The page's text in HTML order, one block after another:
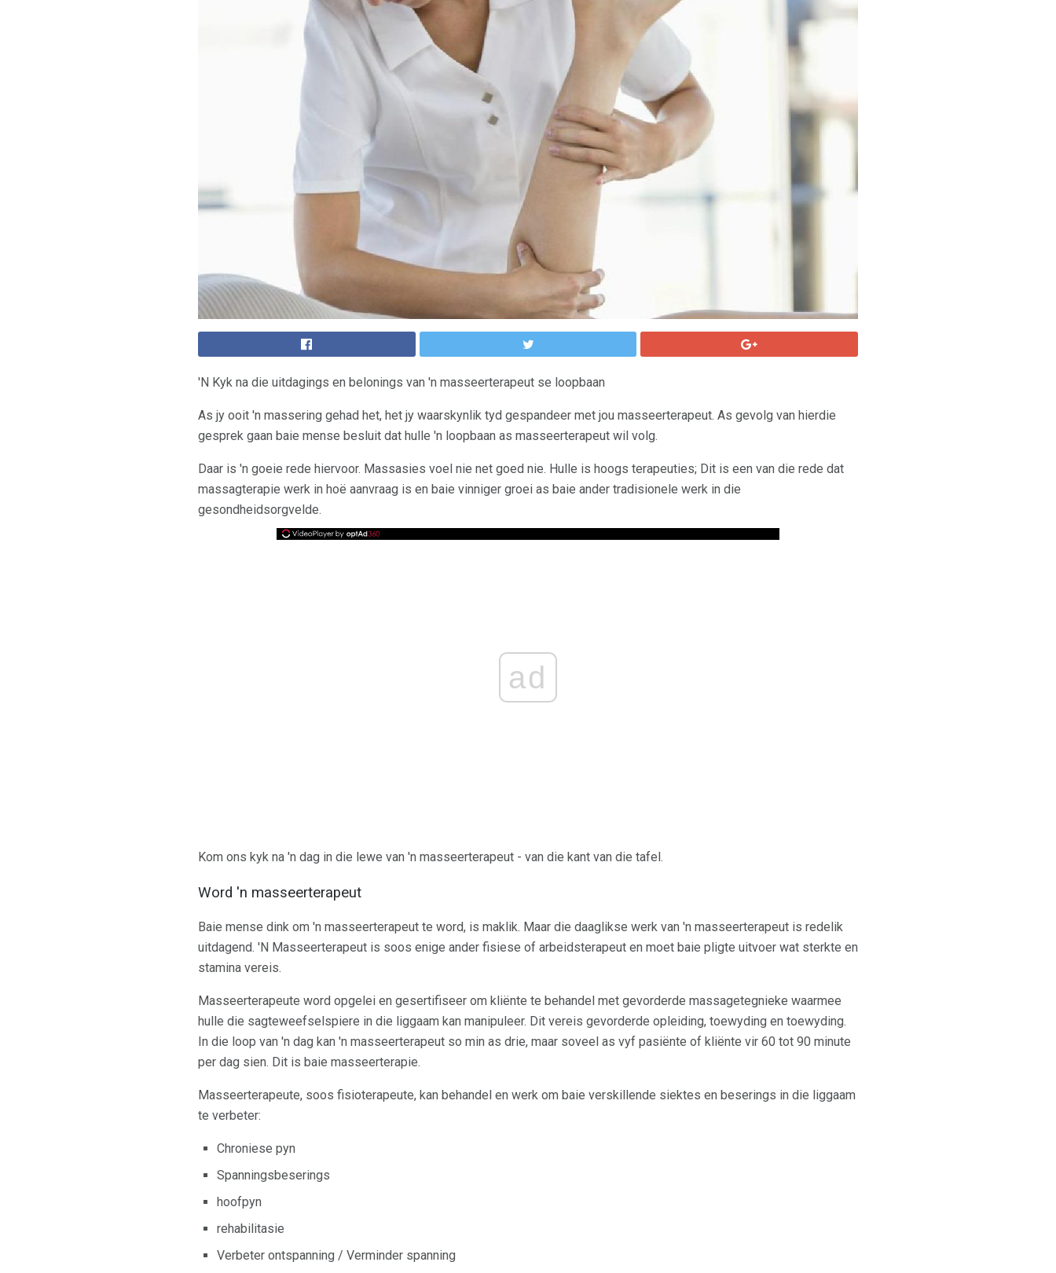
'N Kyk na die uitdagings en belonings van 'n masseerterapeut se loopbaan
As jy ooit 'n massering gehad het, het jy waarskynlik tyd gespandeer met jou masseerterapeut. As gevolg van hierdie
gesprek gaan baie mense besluit dat hulle 'n loopbaan as masseerterapeut wil volg.
Daar is 'n goeie rede hiervoor. Massasies voel nie net goed nie. Hulle is hoogs terapeuties; Dit is een van die rede dat
massagterapie werk in hoë aanvraag is en baie vinniger groei as baie ander tradisionele werk in die
gesondheidsorgvelde.
ad
Kom ons kyk na 'n dag in die lewe van 'n masseerterapeut - van die kant van die tafel.
Word 'n masseerterapeut
Baie mense dink om 'n masseerterapeut te word, is maklik. Maar die daaglikse werk van 'n masseerterapeut is redelik
uitdagend. 'N Masseerterapeut is soos enige ander fisiese of arbeidsterapeut en moet baie pligte uitvoer wat sterkte en
stamina vereis.
Masseerterapeute word opgelei en gesertifiseer om kliënte te behandel met gevorderde massagetegnieke waarmee
hulle die sagteweefselspiere in die liggaam kan manipuleer. Dit vereis gevorderde opleiding, toewyding en toewyding.
In die loop van 'n dag kan 'n masseerterapeut so min as drie, maar soveel as vyf pasiënte of kliënte vir 60 tot 90 minute
per dag sien. Dit is baie masseerterapie.
Masseerterapeute, soos fisioterapeute, kan behandel en werk om baie verskillende siektes en beserings in die liggaam
te verbeter:
Chroniese pyn
Spanningsbeserings
hoofpyn
rehabilitasie
Verbeter ontspanning / Verminder spanning